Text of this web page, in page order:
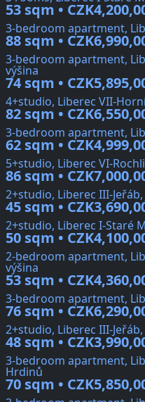
53 sqm •
3-bedroom apartment,
88 sqm •
3-bedroom apartment,
výšina
74 sqm •
4+studio, Liberec VII-
82 sqm •
3-bedroom apartment,
62 sqm •
5+studio, Liberec VI-
86 sqm •
2+studio, Liberec III-
45 sqm •
2+studio, Liberec I-Staré
50 sqm •
2-bedroom apartment,
výšina
53 sqm •
3-bedroom apartment,
76 sqm •
2+studio, Liberec III-
48 sqm •
3-bedroom apartment,
Hrdinů
70 sqm •